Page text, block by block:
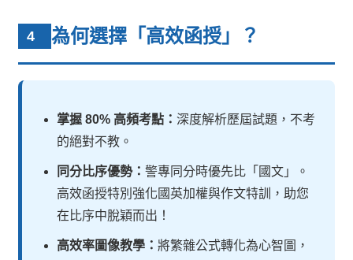
4 為何選擇「高效函授」？
掌握 80% 高頻考點： 深度解析歷屆試題，不考
的絕對不教。
同分比序優勢： 警專同分時優先比「國文」。
高效函授特別強化國英加權與作文特訓，助您
在比序中脫穎而出！
高效率圖像教學： 將繁雜公式轉化為心智圖，